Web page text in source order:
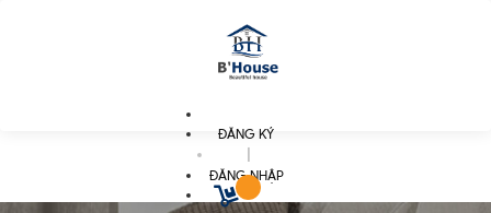
ĐĂNG KÝ
ĐĂNG NHẬP